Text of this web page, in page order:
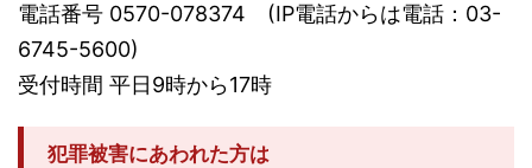
電話番号 0570-078374 (IP電話からは電話：03-
6745-5600)
受付時間 平日9時から17時
犯罪被害にあわれた方は